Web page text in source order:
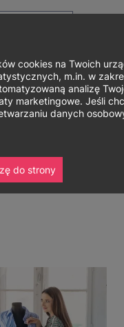
i badania Współpraca
cookies na Twoich
m.in. w
analizę
marketingowe. Jeśli
danych
do strony